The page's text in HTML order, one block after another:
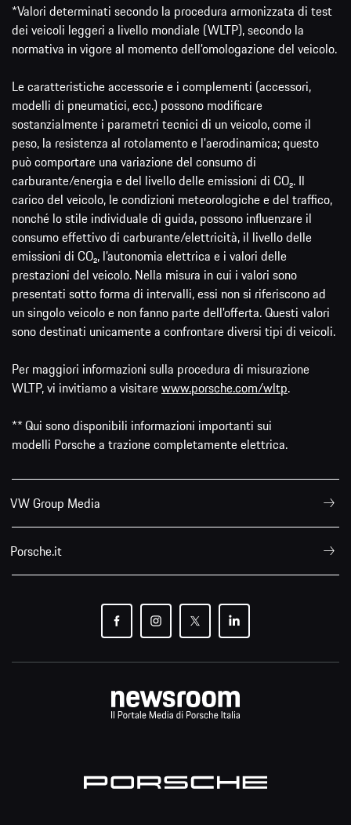
*Valori determinati secondo la procedura armonizzata di test
dei veicoli leggeri a livello mondiale (WLTP), secondo la
normativa in vigore al momento dell’omologazione del veicolo.
Le caratteristiche accessorie e i complementi (accessori,
modelli di pneumatici, ecc.) possono modificare
sostanzialmente i parametri tecnici di un veicolo, come il
peso, la resistenza al rotolamento e l'aerodinamica; questo
può comportare una variazione del consumo di
carburante/energia e del livello delle emissioni di CO₂. Il
carico del veicolo, le condizioni meteorologiche e del traffico,
nonché lo stile individuale di guida, possono influenzare il
consumo effettivo di carburante/elettricità, il livello delle
emissioni di CO₂, l’autonomia elettrica e i valori delle
prestazioni del veicolo. Nella misura in cui i valori sono
presentati sotto forma di intervalli, essi non si riferiscono ad
un singolo veicolo e non fanno parte dell'offerta. Questi valori
sono destinati unicamente a confrontare diversi tipi di veicoli.
Per maggiori informazioni sulla procedura di misurazione
WLTP, vi invitiamo a visitarewww.porsche.com/wltp.
** Qui sono disponibili informazioni importanti sui
modelli Porsche a trazione completamente elettrica.
VW Group Media
Porsche.it